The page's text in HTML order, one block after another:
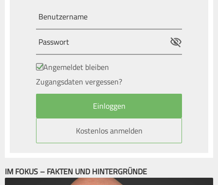
Angemeldet bleiben
Zugangsdaten vergessen?
Kostenlos anmelden
IM FOKUS – FAKTEN UND HINTERGRÜNDE